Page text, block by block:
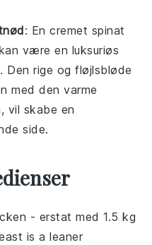
: Encremet spinat
være en luksuriøs
. Den rige og fløjlsbløde
med den varme
vil skabe en
side.
- erstat med1.5 kg
is a leaner